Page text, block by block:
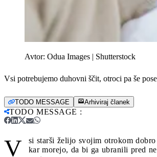
Avtor: Odua Images | Shutterstock
Vsi potrebujemo duhovni ščit, otroci pa še
TODO MESSAGE Arhiviraj članek
TODO MESSAGE :
V
si starši želijo svojim otrokom
kar morejo, da bi ga ubranili pred